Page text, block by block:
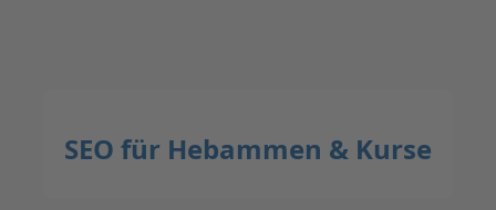
SEO für Hebammen & Kurse